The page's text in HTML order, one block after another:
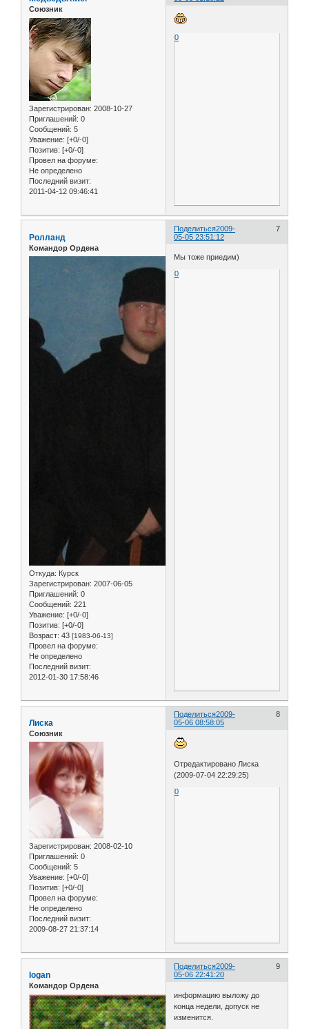
Союзник
Зарегистрирован: 2008-10-27
Приглашений: 0
Сообщений: 5
Уважение: [+0/-0]
Позитив: [+0/-0]
Провел на форуме:
Не определено
Последний визит:
2011-04-12 09:46:41
0
Поделиться 7
2009-
05-05 23:51:12
Ролланд
Командор Ордена
Откуда: Курск
Зарегистрирован: 2007-06-05
Приглашений: 0
Сообщений: 221
Уважение: [+0/-0]
Позитив: [+0/-0]
Возраст: 43 [1983-06-13]
Провел на форуме:
Не определено
Последний визит:
2012-01-30 17:58:46
Мы тоже приедим)
0
Поделиться 8
2009-
05-06 08:58:05
Лиска
Союзник
Зарегистрирован: 2008-02-10
Приглашений: 0
Сообщений: 5
Уважение: [+0/-0]
Позитив: [+0/-0]
Провел на форуме:
Не определено
Последний визит:
2009-08-27 21:37:14
Отредактировано Лиска
(2009-07-04 22:29:25)
0
Поделиться 9
2009-
05-06 22:41:20
Iogan
Командор Ордена
информацию выложу до
конца недели, допуск не
изменится.